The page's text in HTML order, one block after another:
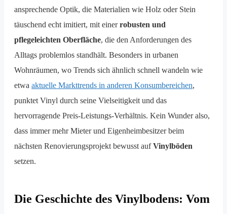
ansprechende Optik, die Materialien wie Holz oder Stein
täuschend echt imitiert, mit einerrobusten und
pflegeleichten Oberfläche, die den Anforderungen des
Alltags problemlos standhält. Besonders in urbanen
Wohnräumen, wo Trends sich ähnlich schnell wandeln wie
etwa aktuelle Markttrends in anderen Konsumbereichen,
punktet Vinyl durch seine Vielseitigkeit und das
hervorragende Preis-Leistungs-Verhältnis. Kein Wunder also,
dass immer mehr Mieter und Eigenheimbesitzer beim
nächsten Renovierungsprojekt bewusst aufVinylböden
setzen.
Die Geschichte des Vinylbodens: Vom